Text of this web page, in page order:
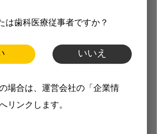
は歯科医療従事者ですか？
いいえ
場合は、運営会社の「企業情
リンクします。
品価格も閲覧可能